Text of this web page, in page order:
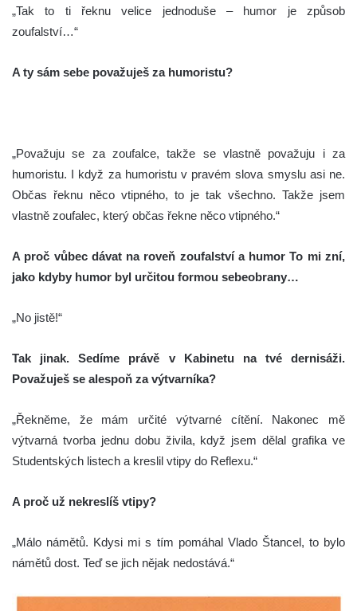
„Tak to ti řeknu velice jednoduše – humor je způsob
zoufalství…“
A ty sám sebe považuješ za humoristu?
„Považuju se za zoufalce, takže se vlastně považuju i za
humoristu. I když za humoristu v pravém slova smyslu asi ne.
Občas řeknu něco vtipného, to je tak všechno. Takže jsem
vlastně zoufalec, který občas řekne něco vtipného.“
A proč vůbec dávat na roveň zoufalství a humor To mi zní,
jako kdyby humor byl určitou formou sebeobrany…
„No jistě!“
Tak jinak. Sedíme právě v Kabinetu na tvé dernisáži.
Považuješ se alespoň za výtvarníka?
„Řekněme, že mám určité výtvarné cítění. Nakonec mě
výtvarná tvorba jednu dobu živila, když jsem dělal grafika ve
Studentských listech a kreslil vtipy do Reflexu.“
A proč už nekreslíš vtipy?
„Málo námětů. Kdysi mi s tím pomáhal Vlado Štancel, to bylo
námětů dost. Teď se jich nějak nedostává.“